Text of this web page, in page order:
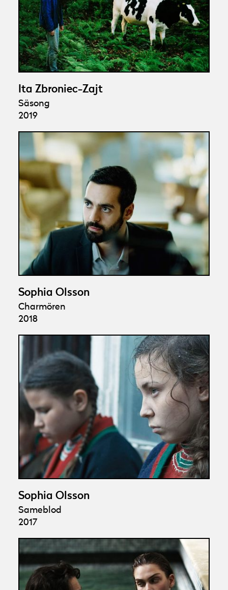
Ita Zbroniec-Zajt
Säsong
2019
Sophia Olsson
Charmören
2018
Sophia Olsson
Sameblod
2017